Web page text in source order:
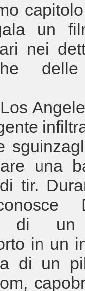
un
nei
delle
una
tir.
di un
in un
di un